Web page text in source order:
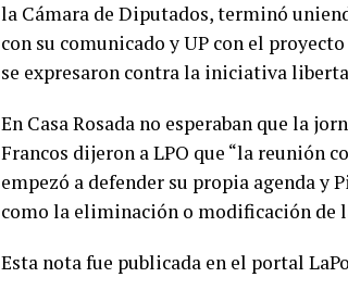
la Cámara de Diputados, terminó
con su comunicado y UP con el
se expresaron contra la iniciativa
En Casa Rosada no esperaban que la
Francos dijeron a LPO que “la reunión
empezó a defender su propia agenda y
como la eliminación o modificación de
Esta nota fue publicada en el portal